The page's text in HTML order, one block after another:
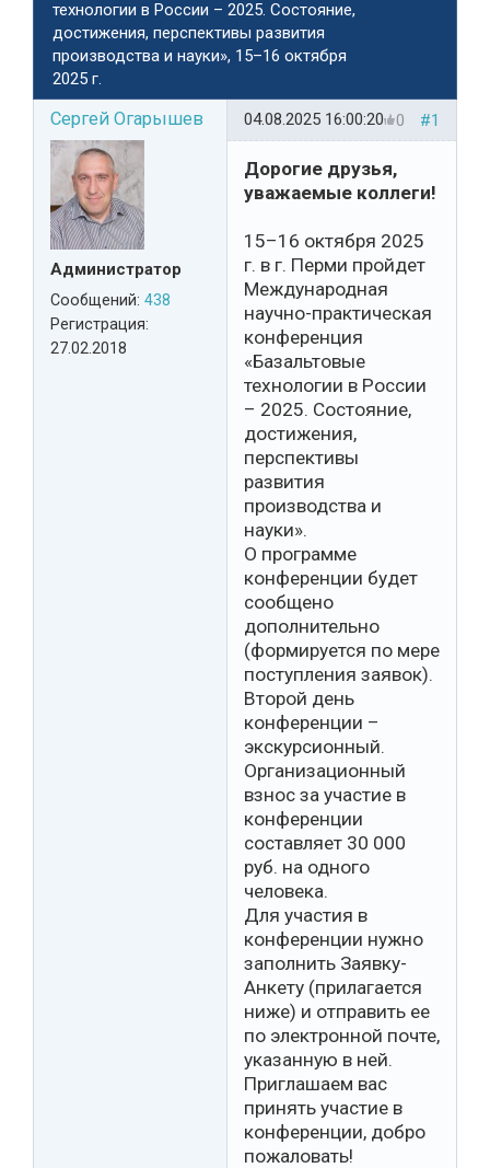
технологии в России – 2025. Состояние,
достижения, перспективы развития
производства и науки», 15–16 октября
2025 г.
Сергей Огарышев
Администратор
Сообщений: 438
Регистрация:
27.02.2018
#1
0
04.08.2025 16:00:20
Дорогие друзья,
уважаемые коллеги!
15–16 октября 2025
г. в г. Перми пройдет
Международная
научно-практическая
конференция
«Базальтовые
технологии в России
– 2025. Состояние,
достижения,
перспективы
развития
производства и
науки».
О программе
конференции будет
сообщено
дополнительно
(формируется по мере
поступления заявок).
Второй день
конференции –
экскурсионный.
Организационный
взнос за участие в
конференции
составляет 30 000
руб. на одного
человека.
Для участия в
конференции нужно
заполнить Заявку-
Анкету (прилагается
ниже) и отправить ее
по электронной почте,
указанную в ней.
Приглашаем вас
принять участие в
конференции, добро
пожаловать!